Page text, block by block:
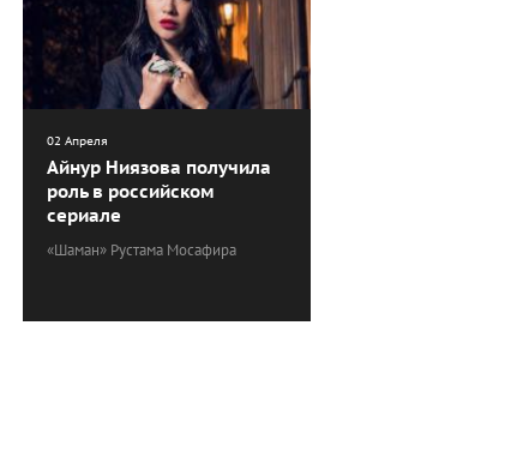
02 Апреля
Айнур Ниязова получила
роль в российском
сериале
«Шаман» Рустама Мосафира